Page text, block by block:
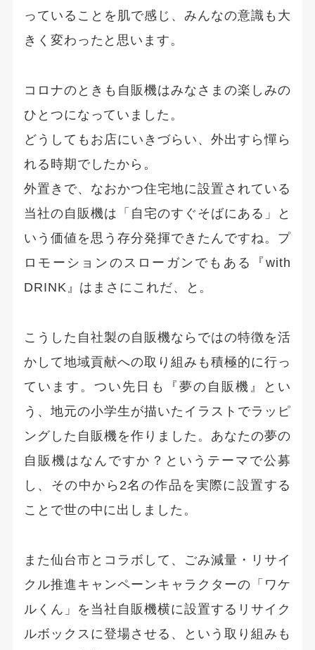
っていることを肌で感じ、みんなの意識も大
きく変わったと思います。
コロナのときも自販機はみなさまの楽しみの
ひとつになっていました。
どうしてもお店にいきづらい、外出すら憚ら
れる時期でしたから。
外置きで、なおかつ住宅地に設置されている
当社の自販機は「自宅のすぐそばにある」と
いう価値を思う存分発揮できたんですね。プ
ロモーションのスローガンでもある『with
DRINK』はまさにこれだ、と。
こうした自社製の自販機ならではの特徴を活
かして地域貢献への取り組みも積極的に行っ
ています。つい先日も『夢の自販機』とい
う、地元の小学生が描いたイラストでラッピ
ングした自販機を作りました。あなたの夢の
自販機はなんですか？というテーマで公募
し、その中から2名の作品を実際に設置する
ことで世の中に出しました。
また仙台市とコラボして、ごみ減量・リサイ
クル推進キャンペーンキャラクターの「ワケ
ルくん」を当社自販機横に設置するリサイク
ルボックスに登場させる、という取り組みも